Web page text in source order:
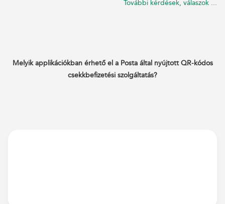
További kérdések, válaszok ...
Melyik applikációkban érhető el a Posta által nyújtott QR-kódos
csekkbefizetési szolgáltatás?